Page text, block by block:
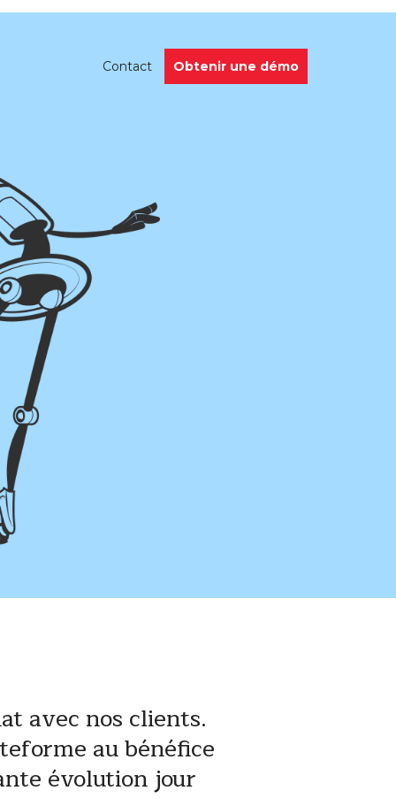
Contact Obtenir une démo
avec nos clients.
au bénéfice
évolution jour